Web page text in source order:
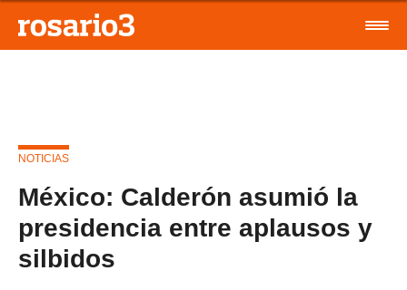
NOTICIAS
México: Calderón asumió la
presidencia entre aplausos y
silbidos